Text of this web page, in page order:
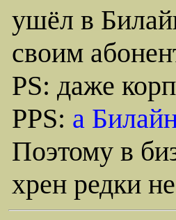
ушёл в
своим
PS: даже
PPS: а
Поэтому в
хрен редки